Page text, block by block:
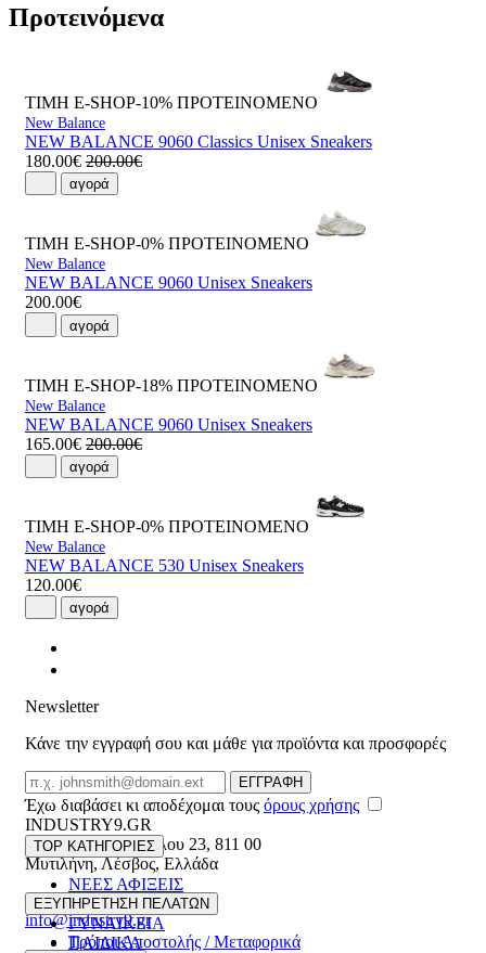
Προτεινόμενα
ΤΙΜΗ E-SHOP-10% ΠΡΟΤΕΙΝΟΜΕΝΟ
New Balance
NEW BALANCE 9060 Classics Unisex Sneakers
180.00€ 200.00€
αγορά
ΤΙΜΗ E-SHOP-0% ΠΡΟΤΕΙΝΟΜΕΝΟ
New Balance
NEW BALANCE 9060 Unisex Sneakers
200.00€
αγορά
ΤΙΜΗ E-SHOP-18% ΠΡΟΤΕΙΝΟΜΕΝΟ
New Balance
NEW BALANCE 9060 Unisex Sneakers
165.00€ 200.00€
αγορά
ΤΙΜΗ E-SHOP-0% ΠΡΟΤΕΙΝΟΜΕΝΟ
New Balance
NEW BALANCE 530 Unisex Sneakers
120.00€
αγορά
Newsletter
Κάνε την εγγραφή σου και μάθε για προϊόντα και προσφορές
Email
ΕΓΓΡΑΦΗ
Έχω διαβάσει κι αποδέχομαι τους όρους χρήσης
INDUSTRY9.GR
Ελευθέριου Βενιζέλου 23, 811 00
Μυτιλήνη,Λέσβος,Ελλάδα
22510 55629
info@industry9.gr
TOP ΚΑΤΗΓΟΡΙΕΣ
ΝΕΕΣ ΑΦΙΞΕΙΣ
ΑΝΔΡΙΚΑ
ΓΥΝΑΙΚΕΙΑ
ΠΑΙΔΙΚΑ
ΕΞΥΠΗΡΕΤΗΣΗ ΠΕΛΑΤΩΝ
Τρόποι Αποστολής / Μεταφορικά